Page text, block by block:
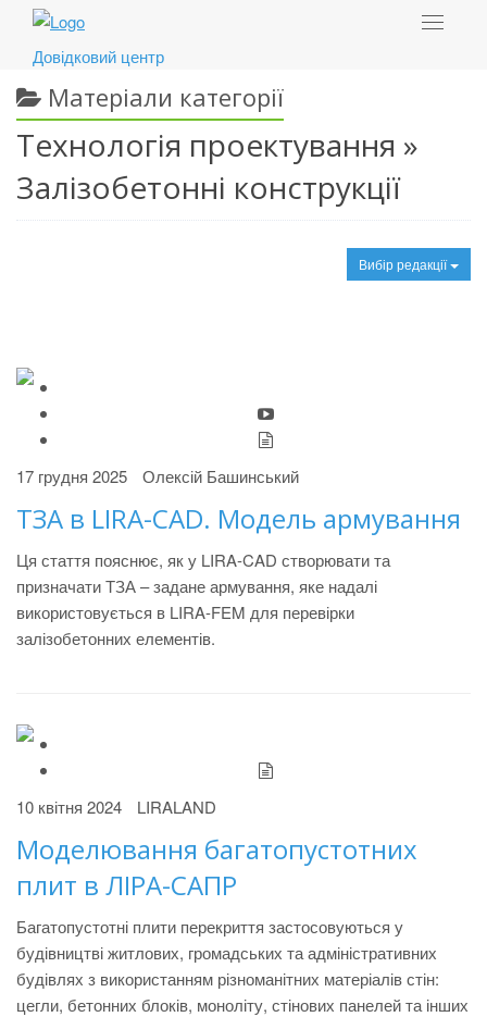
Toggle
Довідковий центр
Матеріали категорії
Технологія проектування »
Залізобетонні конструкції
Вибір редакції
17 грудня 2025 Олексій Башинський
ТЗА в LIRA-CAD. Модель армування
Ця стаття пояснює, як у LIRA-CAD створювати та
призначати ТЗА – задане армування, яке надалі
використовується в LIRA-FEM для перевірки
залізобетонних елементів.
10 квітня 2024 LIRALAND
Моделювання багатопустотних
плит в ЛІРА-САПР
Багатопустотні плити перекриття застосовуються у
будівництві житлових, громадських та адміністративних
будівлях з використанням різноманітних матеріалів стін:
цегли, бетонних блоків, моноліту, стінових панелей та інших